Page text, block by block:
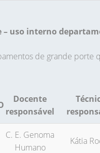
– uso interno
de grande porte
Docente
responsável
C. E. Genoma
Humano
Kátia